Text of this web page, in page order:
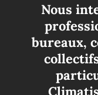
Nous
bureaux,